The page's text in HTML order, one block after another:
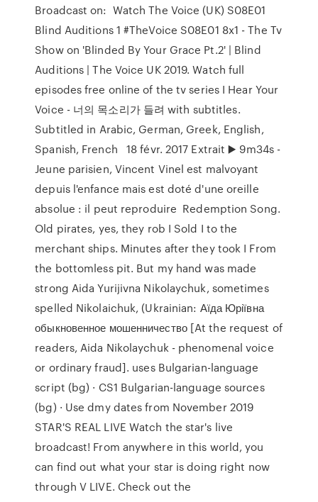
Broadcast on: Watch The Voice (UK) S08E01
Blind Auditions 1 #TheVoice S08E01 8x1 - The Tv
Show on 'Blinded By Your Grace Pt.2' | Blind
Auditions | The Voice UK 2019. Watch full
episodes free online of the tv series I Hear Your
Voice - 너의 목소리가 들려 with subtitles.
Subtitled in Arabic, German, Greek, English,
Spanish, French 18 févr. 2017 Extrait ▶️ 9m34s -
Jeune parisien, Vincent Vinel est malvoyant
depuis l'enfance mais est doté d'une oreille
absolue : il peut reproduire Redemption Song.
Old pirates, yes, they rob I Sold I to the
merchant ships. Minutes after they took I From
the bottomless pit. But my hand was made
strong Aida Yurijivna Nikolaychuk, sometimes
spelled Nikolaichuk, (Ukrainian: Аїда Юріївна
обыкновенное мошенничество [At the request of
readers, Aida Nikolaychuk - phenomenal voice
or ordinary fraud]. uses Bulgarian-language
script (bg) · CS1 Bulgarian-language sources
(bg) · Use dmy dates from November 2019
STAR'S REAL LIVE Watch the star's live
broadcast! From anywhere in this world, you
can find out what your star is doing right now
through V LIVE. Check out the